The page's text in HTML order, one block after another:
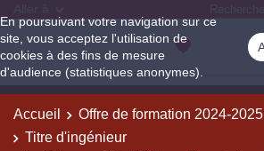
En poursuivant votre navigation sur ce
site, vous acceptez l'utilisation de
cookies à des fins de mesure
d'audience (statistiques anonymes).
Accueil
Offre de formation 2024-2025
Titre d'ingénieur